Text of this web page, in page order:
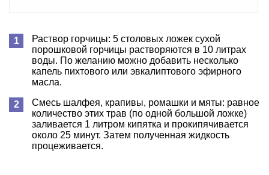
Раствор горчицы: 5 столовых ложек сухой
порошковой горчицы растворяются в 10 литрах
воды. По желанию можно добавить несколько
капель пихтового или эвкалиптового эфирного
масла.
Смесь шалфея, крапивы, ромашки и мяты: равное
количество этих трав (по одной большой ложке)
заливается 1 литром кипятка и прокипячивается
около 25 минут. Затем полученная жидкость
процеживается.